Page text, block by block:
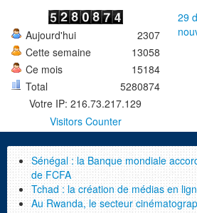
Aujourd'hui
Cette semaine
Ce mois
Total
2307
13058
15184
5280874
Votre IP: 216.73.217.129
Visitors Counter
29
Sénégal : la Banque mondiale
de FCFA
Tchad : la création de médias en
Au Rwanda, le secteur